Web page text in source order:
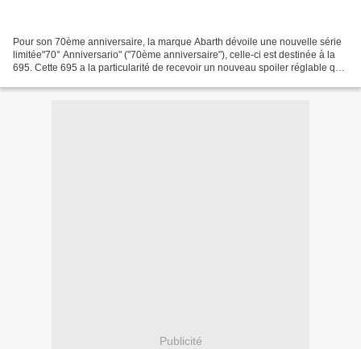
Pour son 70ème anniversaire, la marque Abarth dévoile une nouvelle série
limitée"70° Anniversario" ("70ème anniversaire"), celle-ci est destinée à la
695. Cette 695 a la particularité de recevoir un nouveau spoiler réglable qui
Publicité